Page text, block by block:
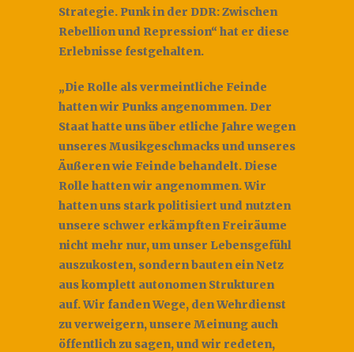
Strategie. Punk in der DDR: Zwischen
Rebellion und Repression“ hat er diese
Erlebnisse festgehalten.
„Die Rolle als vermeintliche Feinde
hatten wir Punks angenommen. Der
Staat hatte uns über etliche Jahre wegen
unseres Musikgeschmacks und unseres
Äußeren wie Feinde behandelt. Diese
Rolle hatten wir angenommen. Wir
hatten uns stark politisiert und nutzten
unsere schwer erkämpften Freiräume
nicht mehr nur, um unser Lebensgefühl
auszukosten, sondern bauten ein Netz
aus komplett autonomen Strukturen
auf. Wir fanden Wege, den Wehrdienst
zu verweigern, unsere Meinung auch
öffentlich zu sagen, und wir redeten,